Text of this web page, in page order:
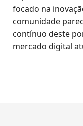
focado na
comunidade
contínuo deste
mercado digital